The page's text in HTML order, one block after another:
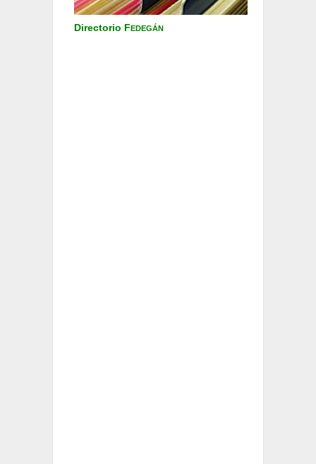
Directorio F EDEGÁN